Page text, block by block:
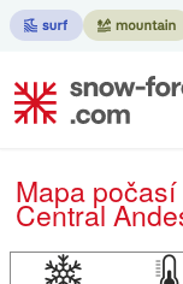
Mapa počasí a sněhových podmínek pro
Central